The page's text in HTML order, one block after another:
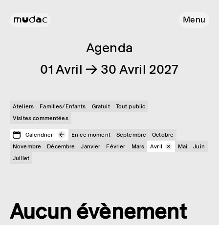
Menu
Agenda
01 Avril → 30 Avril 2027
Ateliers Familles/Enfants Gratuit
Tout public
Visites commentées
Calendrier En ce moment Septembre
Octobre
Novembre
Décembre Janvier Février Mars Avril Mai
Juin
Juillet
Aucun évènement